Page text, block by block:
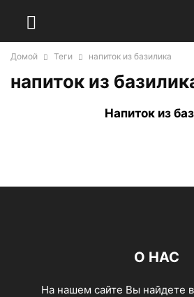
Домой Теги напиток из базилика
напиток из
Напиток из
О НАС
На нашем сайте Вы найдете